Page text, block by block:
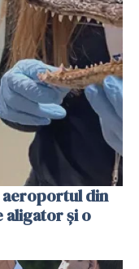
din
aligator și o